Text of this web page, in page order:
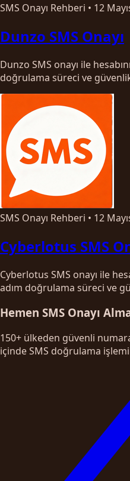
SMS Onayı Rehberi • 12
Dunzo SMS Onayı
Dunzo SMS onayı ile
doğrulama süreci ve
SMS Onayı Rehberi • 12
Cyberlotus SMS
Cyberlotus SMS onayı ile
adım doğrulama süreci ve
Hemen SMS Onayı
150+ ülkeden güvenli
içinde SMS doğrulama